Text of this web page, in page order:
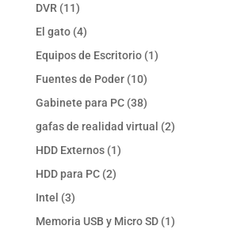
DVR 1111
productos
El gato 44
productos
Equipos de Escritorio 11
Fuentes de Poder 1010
productos
Gabinete para PC 3838
productos
gafas de realidad virtual 22
HDD Externos 11
HDD para PC 22
Intel 33
productos
Memoria USB y Micro SD 11